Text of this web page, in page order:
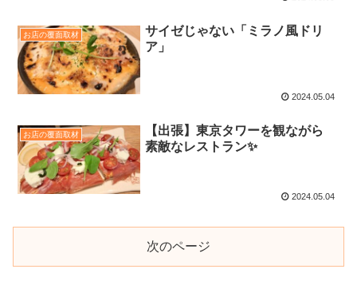
お店の覆面取材
サイゼじゃない「ミラノ風ドリ
ア」
2024.05.04
お店の覆面取材
【出張】東京タワーを観ながら
素敵なレストラン✨
2024.05.04
次のページ